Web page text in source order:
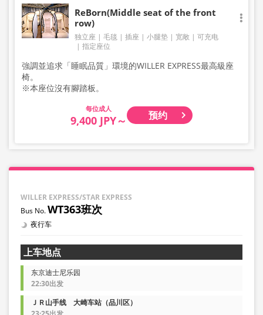
ReBorn(Middle seat of the front
row)
独立座 毛毯 插座 小腿垫 宽敞
可充电
指定座位
強調並追求「睡眠品質」環境的WILLER EXPRESS最高級座
椅。
※本座位沒有腳踏板。
成人
9,400 JPY～ 预约
WILLER EXPRESS/STAR EXPRESS
WT363班次
夜行车
上车地点
东京迪士尼乐园
22:30出发
ＪＲ山手线 大崎车站（品川区）